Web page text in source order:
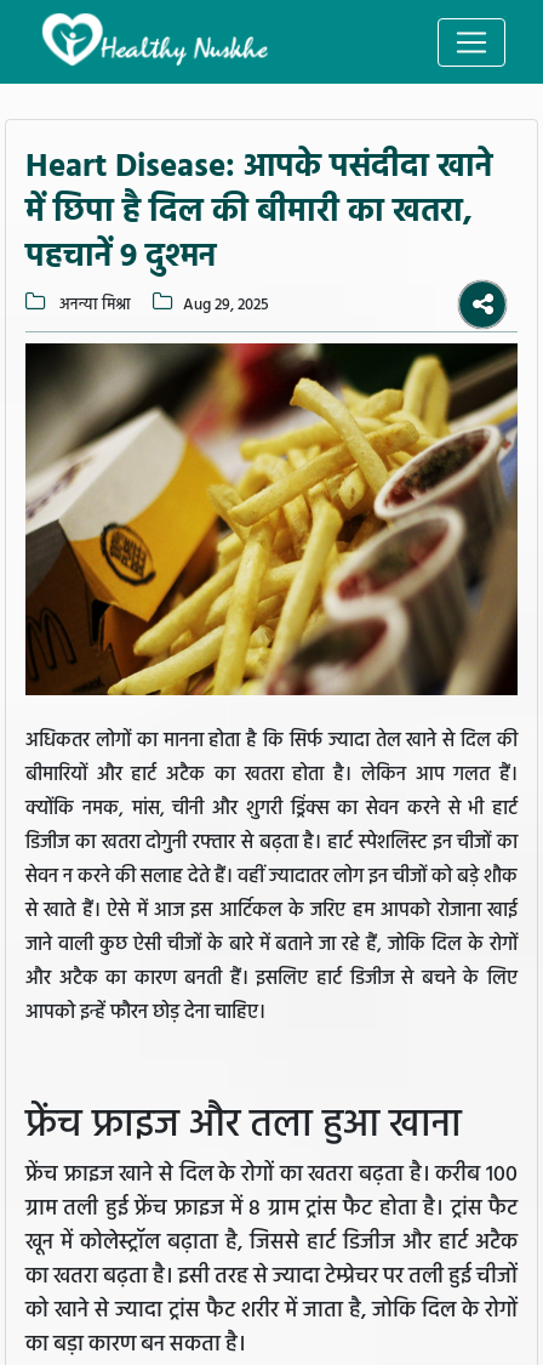
Heart Disease: आपके पसंदीदा खाने
में छिपा है दिल की बीमारी का खतरा,
पहचानें 9 दुश्मन
अनन्या मिश्रा Aug 29, 2025
अधिकतर लोगों का मानना होता है कि सिर्फ ज्यादा तेल खाने से दिल की
बीमारियों और हार्ट अटैक का खतरा होता है। लेकिन आप गलत हैं।
क्योंकि नमक, मांस, चीनी और शुगरी ड्रिंक्स का सेवन करने से भी हार्ट
डिजीज का खतरा दोगुनी रफ्तार से बढ़ता है। हार्ट स्पेशलिस्ट इन चीजों का
सेवन न करने की सलाह देते हैं। वहीं ज्यादातर लोग इन चीजों को बड़े शौक
से खाते हैं। ऐसे में आज इस आर्टिकल के जरिए हम आपको रोजाना खाई
जाने वाली कुछ ऐसी चीजों के बारे में बताने जा रहे हैं, जोकि दिल के रोगों
और अटैक का कारण बनती हैं। इसलिए हार्ट डिजीज से बचने के लिए
आपको इन्हें फौरन छोड़ देना चाहिए।
फ्रेंच फ्राइज और तला हुआ खाना
फ्रेंच फ्राइज खाने से दिल के रोगों का खतरा बढ़ता है। करीब 100
ग्राम तली हुई फ्रेंच फ्राइज में 8 ग्राम ट्रांस फैट होता है। ट्रांस फैट
खून में कोलेस्ट्रॉल बढ़ाता है, जिससे हार्ट डिजीज और हार्ट अटैक
का खतरा बढ़ता है। इसी तरह से ज्यादा टेम्प्रेचर पर तली हुई चीजों
को खाने से ज्यादा ट्रांस फैट शरीर में जाता है, जोकि दिल के रोगों
का बड़ा कारण बन सकता है।